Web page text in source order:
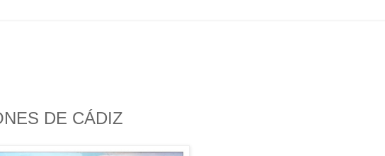
DE CÁDIZ